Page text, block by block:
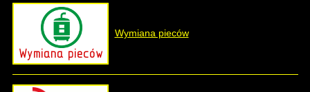
Wymiana pieców